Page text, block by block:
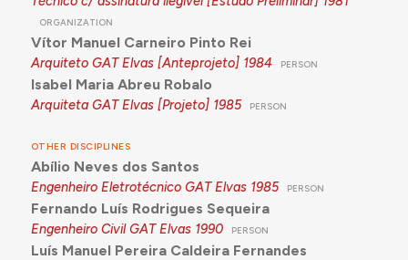
ORGANIZATION
Vítor Manuel Carneiro Pinto Rei
Arquiteto GAT Elvas [Anteprojeto] 1984 PERSON
Isabel Maria Abreu Robalo
Arquiteta GAT Elvas [Projeto] 1985 PERSON
OTHER DISCIPLINES
Abílio Neves dos Santos
Engenheiro Eletrotécnico GAT Elvas 1985 PERSON
Fernando Luís Rodrigues Sequeira
Engenheiro Civil GAT Elvas 1990 PERSON
Luís Manuel Pereira Caldeira Fernandes